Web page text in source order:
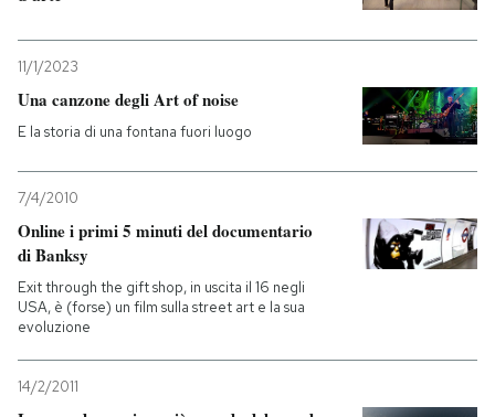
11/1/2023
Una canzone degli Art of noise
E la storia di una fontana fuori luogo
7/4/2010
Online i primi 5 minuti del documentario
di Banksy
Exit through the gift shop, in uscita il 16 negli
USA, è (forse) un film sulla street art e la sua
evoluzione
14/2/2011